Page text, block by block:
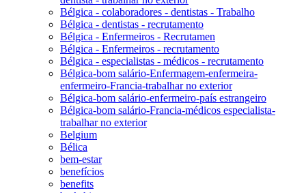
Bélgica - colaboradores - dentistas - Trabalho
Bélgica - dentistas - recrutamento
Bélgica - Enfermeiros - Recrutamen
Bélgica - Enfermeiros - recrutamento
Bélgica - especialistas - médicos - recrutamento
Bélgica-bom salário-Enfermagem-enfermeira-
enfermeiro-Francia-trabalhar no exterior
Bélgica-bom salário-enfermeiro-país estrangeiro
Bélgica-bom salário-Francia-médicos especialista-
trabalhar no exterior
Belgium
Bélica
bem-estar
benefícios
benefits